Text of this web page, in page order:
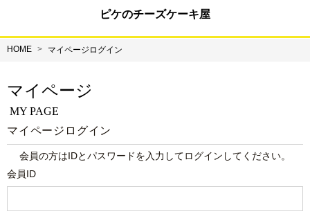
ピケのチーズケーキ屋
HOME マイページログイン
MY PAGE
マイページ
マイページログイン
会員の方はIDとパスワードを入力してログインしてください。
会員ID